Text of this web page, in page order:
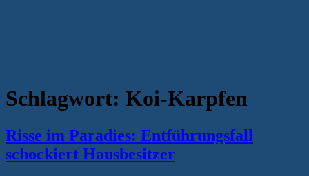
Schlagwort: Koi-Karpfen
Risse im Paradies: Entführungsfall
schockiert Hausbesitzer